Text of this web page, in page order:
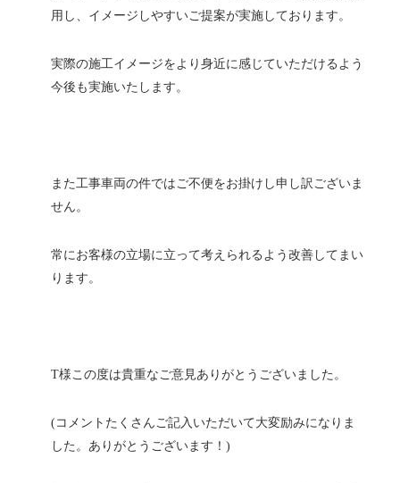
用し、イメージしやすいご提案が実施しております。
実際の施工イメージをより身近に感じていただけるよう
今後も実施いたします。
また工事車両の件ではご不便をお掛けし申し訳ございま
せん。
常にお客様の立場に立って考えられるよう改善してまい
ります。
T様この度は貴重なご意見ありがとうございました。
(コメントたくさんご記入いただいて大変励みになりま
した。ありがとうございます！)